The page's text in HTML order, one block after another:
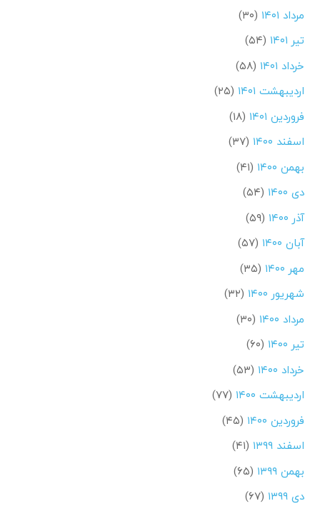
مرداد ۱۴۰۱
(۳۰)
تیر ۱۴۰۱
(۵۴)
خرداد ۱۴۰۱
(۵۸)
اردیبهشت ۱۴۰۱
(۲۵)
فروردین ۱۴۰۱
(۱۸)
اسفند ۱۴۰۰
(۳۷)
بهمن ۱۴۰۰
(۴۱)
دی ۱۴۰۰
(۵۴)
آذر ۱۴۰۰
(۵۹)
آبان ۱۴۰۰
(۵۷)
مهر ۱۴۰۰
(۳۵)
شهریور ۱۴۰۰
(۳۲)
مرداد ۱۴۰۰
(۳۰)
تیر ۱۴۰۰
(۶۰)
خرداد ۱۴۰۰
(۵۳)
اردیبهشت ۱۴۰۰
(۷۷)
فروردین ۱۴۰۰
(۴۵)
اسفند ۱۳۹۹
(۴۱)
بهمن ۱۳۹۹
(۶۵)
دی ۱۳۹۹
(۶۷)